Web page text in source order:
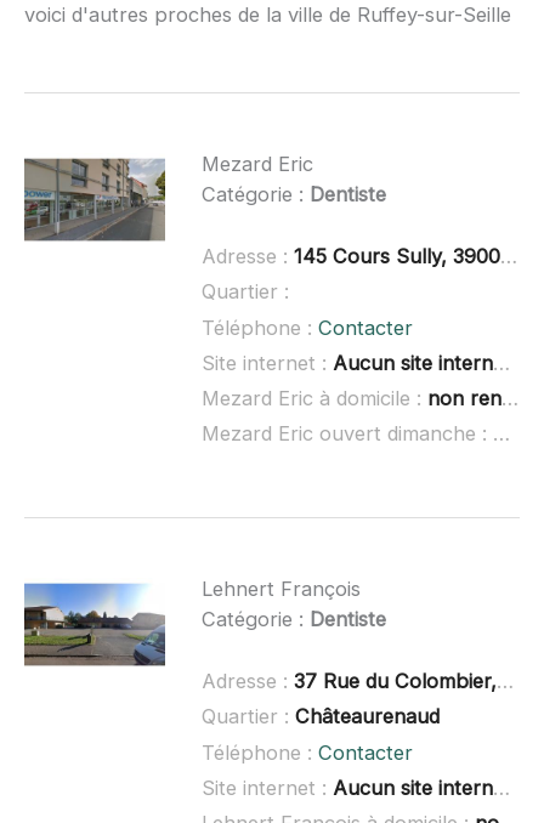
voici d'autres proches de la ville de Ruffey-sur-Seille
Mezard Eric
Catégorie : Dentiste
Adresse : 145 Cours Sully, 39000 Lons-le-Saunier
Quartier :
Téléphone : Contacter
Site internet : Aucun site internet connu
Mezard Eric à domicile : non renseigné
Mezard Eric ouvert dimanche :
non
Lehnert François
Catégorie : Dentiste
Adresse : 37 Rue du Colombier, 71500 Louhans
Quartier : Châteaurenaud
Téléphone : Contacter
Site internet : Aucun site internet connu